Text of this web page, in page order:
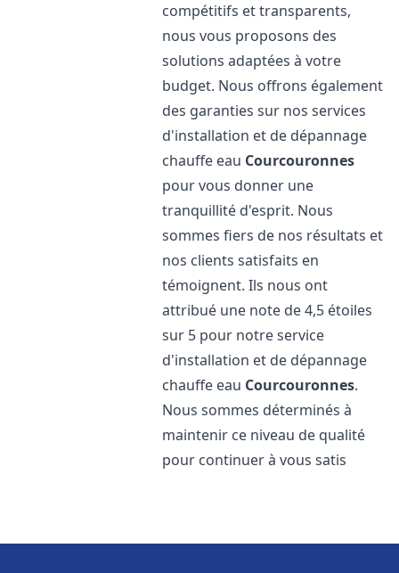
compétitifs et transparents,
nous vous proposons des
solutions adaptées à votre
budget. Nous offrons également
des garanties sur nos services
d'installation et de dépannage
chauffe eau Courcouronnes
pour vous donner une
tranquillité d'esprit. Nous
sommes fiers de nos résultats et
nos clients satisfaits en
témoignent. Ils nous ont
attribué une note de 4,5 étoiles
sur 5 pour notre service
d'installation et de dépannage
chauffe eau Courcouronnes.
Nous sommes déterminés à
maintenir ce niveau de qualité
pour continuer à vous satis